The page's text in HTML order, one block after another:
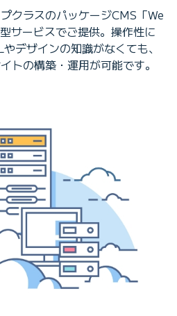
クラスのパッケージCMS「We
サービスでご提供。操作性に
デザインの知識がなくても、
トの構築・運用が可能です。